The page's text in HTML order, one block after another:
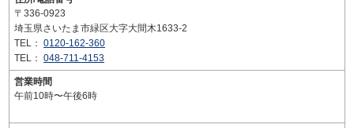
〒336-0923
埼玉県さいたま市緑区大字大間木1633-2
TEL： 0120-162-360
TEL： 048-711-4153
営業時間
午前10時〜午後6時